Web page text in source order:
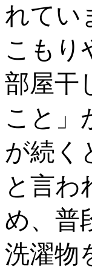
れてい
こもり
部屋干
こと」
が続く
と言わ
め、普
洗濯物